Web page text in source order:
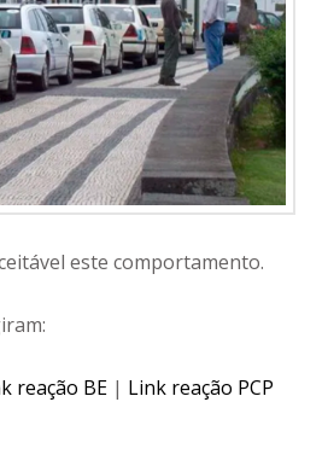
este comportamento.
reação BE| Link reação PCP